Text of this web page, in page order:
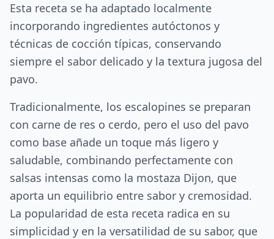
Esta receta se ha adaptado localmente
incorporando ingredientes autóctonos y
técnicas de cocción típicas, conservando
siempre el sabor delicado y la textura jugosa del
pavo.
Tradicionalmente, los escalopines se preparan
con carne de res o cerdo, pero el uso del pavo
como base añade un toque más ligero y
saludable, combinando perfectamente con
salsas intensas como la mostaza Dijon, que
aporta un equilibrio entre sabor y cremosidad.
La popularidad de esta receta radica en su
simplicidad y en la versatilidad de su sabor, que